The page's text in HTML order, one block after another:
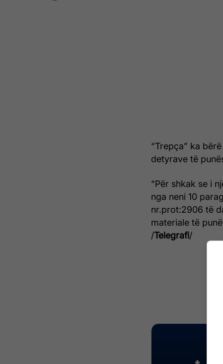
“Trepça” ka
detyrave të
“Për shkak se i
nga neni 10
nr.prot:2906 të
materiale të
/Telegrafi/